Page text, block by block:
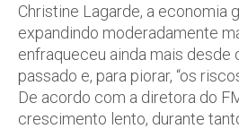
Christine Lagarde, a economia
expandindo moderadamente
enfraqueceu ainda mais desde
passado e, para piorar, “os
De acordo com a diretora do
crescimento lento, durante